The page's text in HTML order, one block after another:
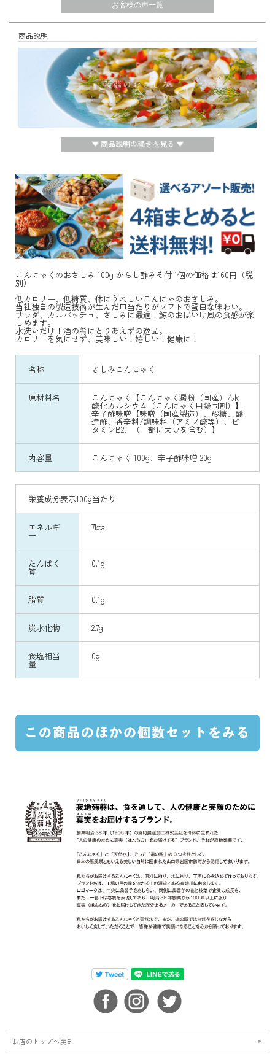
お客様の声一覧
商品説明
▼ 商品説明の続きを見る ▼
こんにゃくのおさしみ 100g からし酢みそ付 1個の価格は160円（税
別）
低カロリー、低糖質、体にうれしいこんにゃのおさしみ。
当社独自の製造技術が生んだ口当たりがソフトで蛋白な味わい。
サラダ、カルパッチョ、さしみに最適！鯨のおばいけ風の食感が楽
しめます。
水洗いだけ！酒の肴にとりあえずの逸品。
カロリーを気にせず、美味しい！嬉しい！健康に！
名称 さしみこんにゃく
原材料名 こんにゃく【こんにゃく澱粉（国産）/水
酸化カルシウム（こんにゃく用凝固剤）】
辛子酢味噌【味噌（国産製造）、砂糖、醸
造酢、香辛料/調味料（アミノ酸等）、ビ
タミンB2、（一部に大豆を含む）】
内容量 こんにゃく 100g、辛子酢味噌 20g
栄養成分表示100g当たり
エネルギ
ー
7kcal
たんぱく
質
0.1g
脂質 0.1g
炭水化物 2.7g
食塩相当
量
0g
お店のトップへ戻る